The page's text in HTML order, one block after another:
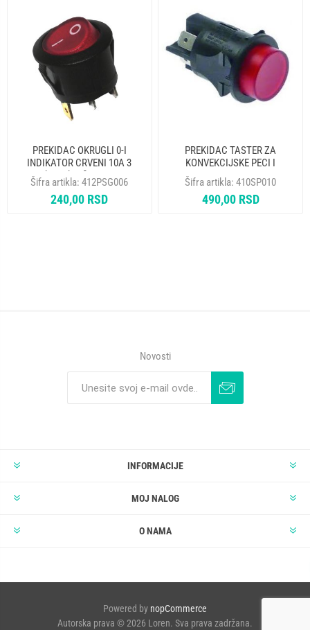
PREKIDAC OKRUGLI 0-I
INDIKATOR CRVENI 10A 3
kontakta fi 20mm
Šifra artikla:412PSG006
240,00 RSD
PREKIDAC TASTER ZA
KONVEKCIJSKE PECI I
KOTLOVE BIPOLARNI CRVENI
16A 250V
Šifra artikla:410SP010
490,00 RSD
Novosti
INFORMACIJE
MOJ NALOG
O NAMA
Powered by nopCommerce
Autorska prava © 2026 Loren. Sva prava zadržana.